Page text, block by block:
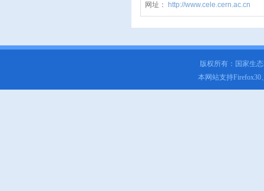
网址：
http://www.cele.cern.ac.cn
版权所有：国家生
本网站支持